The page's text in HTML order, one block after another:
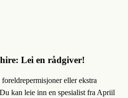
Lei en rådgiver!
eller ekstra
Du kan leie inn en spesialist fra Apriil